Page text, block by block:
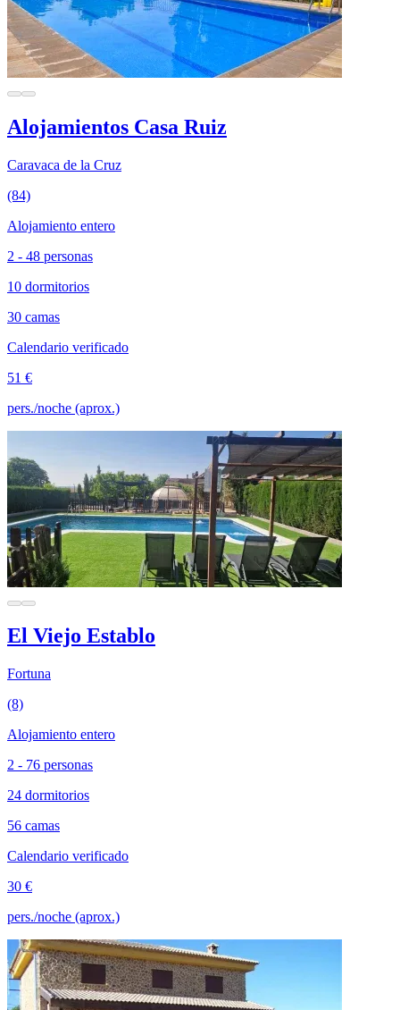
Alojamientos Casa Ruiz
Caravaca de la Cruz
(84)
Alojamiento entero
2 - 48 personas
10 dormitorios
30 camas
Calendario verificado
51 €
pers./noche (aprox.)
El Viejo Establo
Fortuna
(8)
Alojamiento entero
2 - 76 personas
24 dormitorios
56 camas
Calendario verificado
30 €
pers./noche (aprox.)